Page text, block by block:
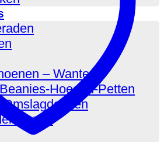
– Wanten
Hoeden-Petten